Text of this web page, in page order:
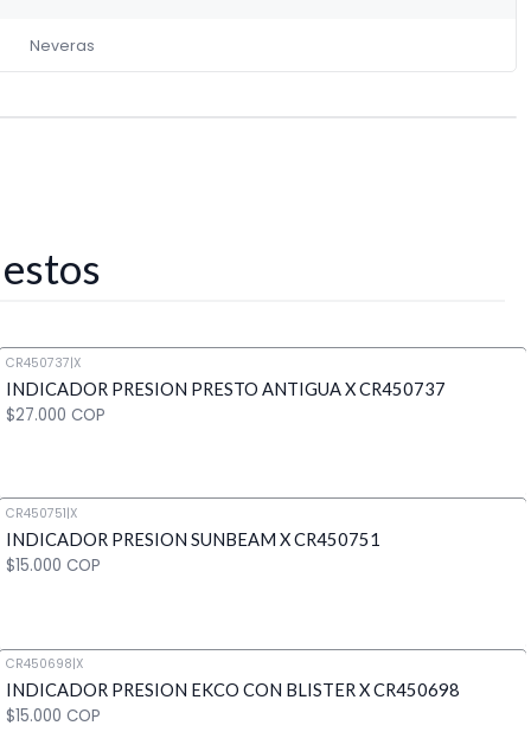
Neveras
CR450737|X
INDICADOR PRESION PRESTO ANTIGUA X CR450737
$27.000 COP
Cantidad
CR450751|X
INDICADOR PRESION SUNBEAM X CR450751
$15.000 COP
Cantidad
CR450698|X
INDICADOR PRESION EKCO CON BLISTER X CR450698
$15.000 COP